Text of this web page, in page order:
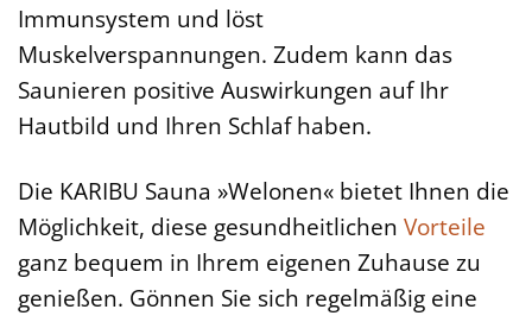
Immunsystem und löst
Muskelverspannungen. Zudem kann das
Saunieren positive Auswirkungen auf Ihr
Hautbild und Ihren Schlaf haben.
Die KARIBU Sauna »Welonen« bietet Ihnen die
Möglichkeit, diese gesundheitlichen Vorteile
ganz bequem in Ihrem eigenen Zuhause zu
genießen. Gönnen Sie sich regelmäßig eine